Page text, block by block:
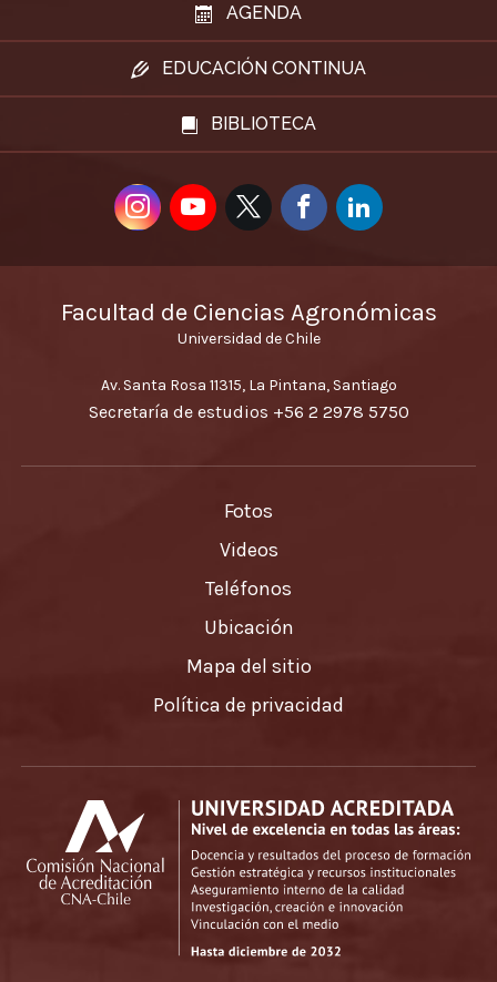
AGENDA
EDUCACIÓN CONTINUA
BIBLIOTECA
Facultad de Ciencias Agronómicas
Universidad de Chile
Av. Santa Rosa 11315, La Pintana, Santiago
Secretaría de estudios +56 2 2978 5750
Fotos
Videos
Teléfonos
Ubicación
Mapa del sitio
Política de privacidad